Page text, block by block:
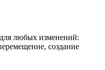
любых изменений:
создание